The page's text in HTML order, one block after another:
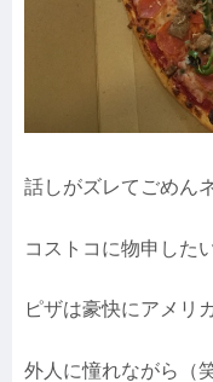
話しがズレてごめん
コストコに物申した
ピザは豪快にアメリ
外人に憧れながら（